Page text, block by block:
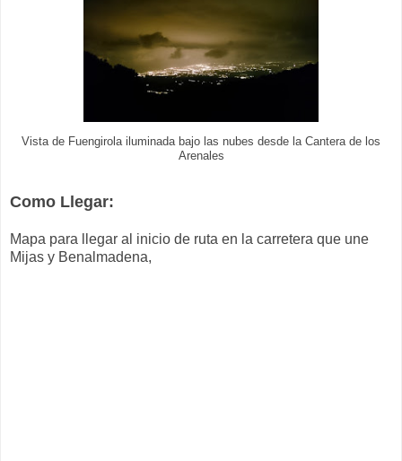
Vista de Fuengirola iluminada bajo las nubes desde la Cantera de los
Arenales
Como Llegar:
Mapa para llegar al inicio de ruta en la carretera que une
Mijas y Benalmadena,